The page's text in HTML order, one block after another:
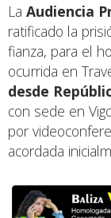
La Audiencia
ratificado la
fianza, para el
ocurrida en
desde
con sede en
por
acordada